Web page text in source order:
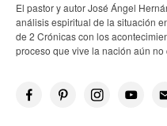
El pastor y autor José Ángel
análisis espiritual de la situación
de 2 Crónicas con los
proceso que vive la nación aún no